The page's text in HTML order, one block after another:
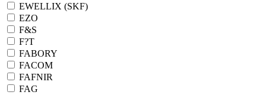
EWELLIX (SKF)
EZO
F&S
F?T
FABORY
FACOM
FAFNIR
FAG